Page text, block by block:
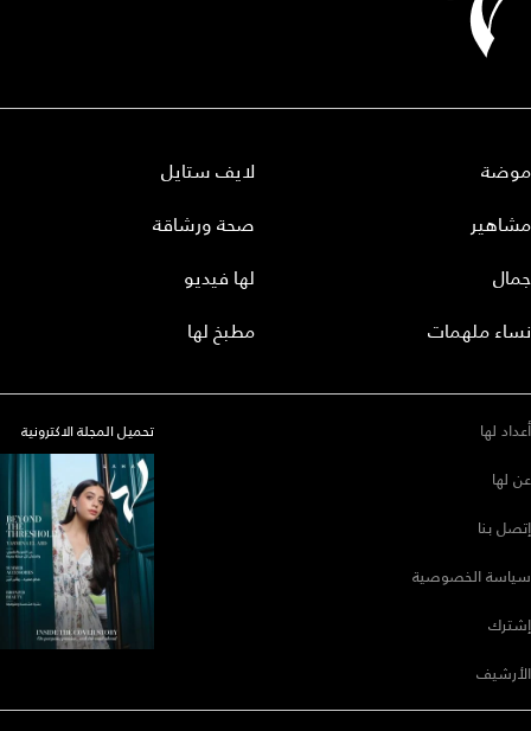
موضة
مشاهير
جمال
نساء ملهمات
لايف ستايل
صحة ورشاقة
لها فيديو
مطبخ لها
أعداد لها
عن لها
إتصل بنا
سياسة الخصوصية
إشترك
الأرشيف
تحميل المجلة الاكترونية